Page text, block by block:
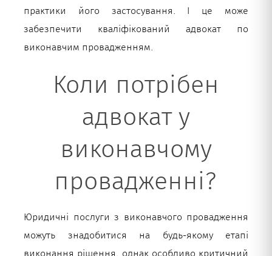
практики його застосування. І це може
забезпечити кваліфікований адвокат по
виконавчим провадженням.
Коли потрібен
адвокат у
виконавчому
провадженні?
Юридичні послуги з виконавчого провадження
можуть знадобитися на будь-якому етапі
виконання рішення, однак особливо критичний